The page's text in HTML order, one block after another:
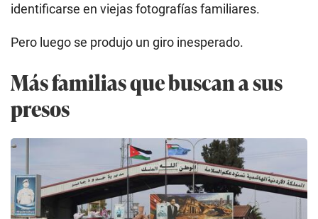
identificarse en viejas fotografías familiares.
Pero luego se produjo un giro inesperado.
Más familias que buscan a sus
presos